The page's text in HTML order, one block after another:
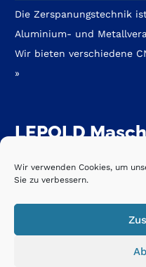
Wir verwenden Cookies, um
Sie zu verbessern.
Die Zerspanungstechnik
Aluminium- und
Wir bieten verschiedene
»
LEPOLD
LK: Rastatt
D- 76474 Au am Rhein
E-Mail: info@lepold-
Telefon: +49 (0) 7245-3721